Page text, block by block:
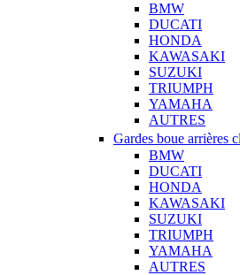
BMW
DUCATI
HONDA
KAWASAKI
SUZUKI
TRIUMPH
YAMAHA
AUTRES
Gardes boue arrières
BMW
DUCATI
HONDA
KAWASAKI
SUZUKI
TRIUMPH
YAMAHA
AUTRES